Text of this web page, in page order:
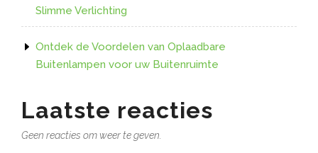
Slimme Verlichting
Ontdek de Voordelen van Oplaadbare
Buitenlampen voor uw Buitenruimte
Laatste reacties
Geen reacties om weer te geven.